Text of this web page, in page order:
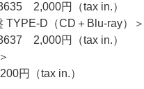
2,000円（tax in.）
TYPE-D（CD＋Blu-ray）＞
2,000円（tax in.）
円（tax in.）